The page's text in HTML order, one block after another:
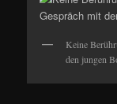
Keine
den jungen